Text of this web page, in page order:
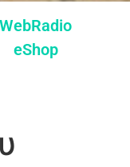
WebRadio
eShop